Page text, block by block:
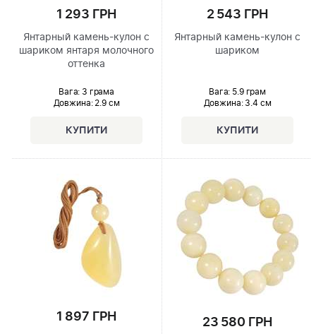
1 293 ГРН
Янтарный камень-кулон с
шариком янтаря молочного
оттенка
Вага: 3 грама
Довжина:2.9 см
2 543 ГРН
Янтарный камень-кулон с
шариком
Вага: 5.9 грам
Довжина:3.4 см
1 897 ГРН 23 580 ГРН